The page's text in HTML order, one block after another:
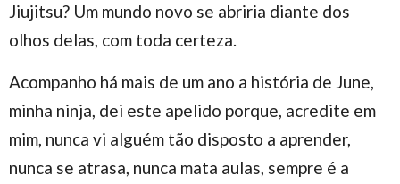
Jiujitsu? Um mundo novo se abriria diante dos
olhos delas, com toda certeza.
Acompanho há mais de um ano a história de June,
minha ninja, dei este apelido porque, acredite em
mim, nunca vi alguém tão disposto a aprender,
nunca se atrasa, nunca mata aulas, sempre é a